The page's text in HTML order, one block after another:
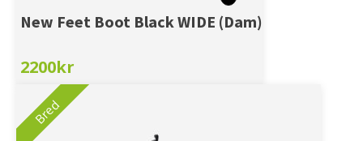
New Feet Boot Black WIDE (Dam)
2200kr
Bred